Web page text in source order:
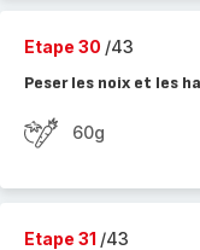
Etape 30 /43
Peser les noix et les
60g
Etape 31 /43